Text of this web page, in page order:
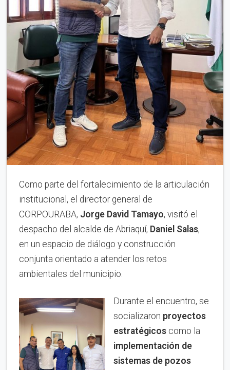
Como parte del fortalecimiento de la articulación
institucional, el director general de
CORPOURABA, Jorge David Tamayo, visitó el
despacho del alcalde de Abriaquí, Daniel Salas,
en un espacio de diálogo y construcción
conjunta orientado a atender los retos
ambientales del municipio.
Durante el encuentro, se
socializaron proyectos
estratégicos como la
implementación de
sistemas de pozos